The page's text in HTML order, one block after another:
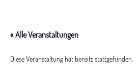
« Alle Veranstaltungen
Diese Veranstaltung hat bereits stattgefunden.